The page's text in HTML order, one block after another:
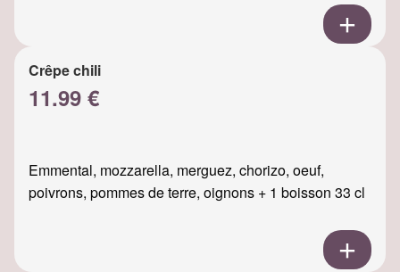
Crêpe chili
11.99 €
Emmental, mozzarella, merguez, chorizo, oeuf,
poivrons, pommes de terre, oignons + 1 boisson 33 cl